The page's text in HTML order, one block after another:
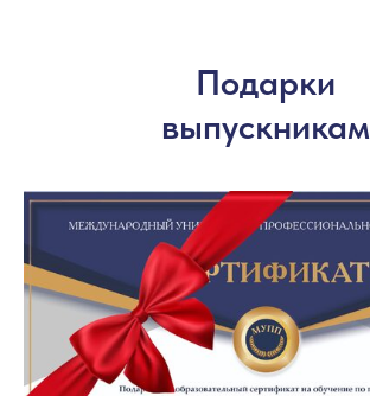
Подарки
выпускникам